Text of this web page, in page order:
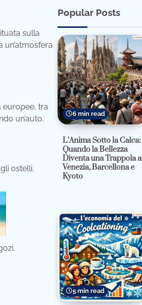
sulla
un’atmosfera
europee, tra
un’auto.
ostelli.
Popular Posts
6 min read
L’Anima Sotto la Calca:
Quando la Bellezza
Diventa una Trappola a
Venezia, Barcellona e
Kyoto
5 min read